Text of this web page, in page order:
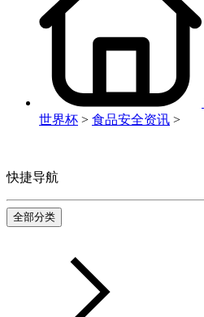
世界杯 > 食品安全资讯 >
快捷导航
全部分类